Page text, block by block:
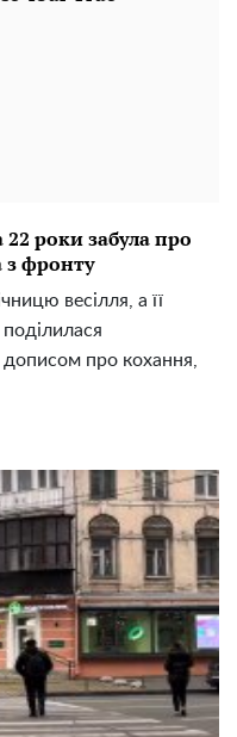
роки забула про
з фронту
весілля, а її
про кохання,